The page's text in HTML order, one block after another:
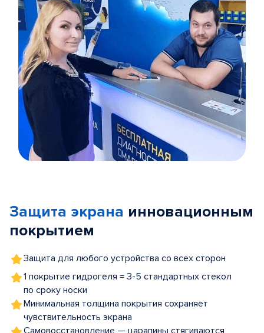
5
Защита экрана инновационным
покрытием
Защита для любого устройства со всех сторон
1 покрытие гидрогеля = 3-5 стандартных стекол
по сроку носки
Минимальная толщина покрытия сохраняет
чувствительность экрана
Самовосстановление — царапины стягиваются